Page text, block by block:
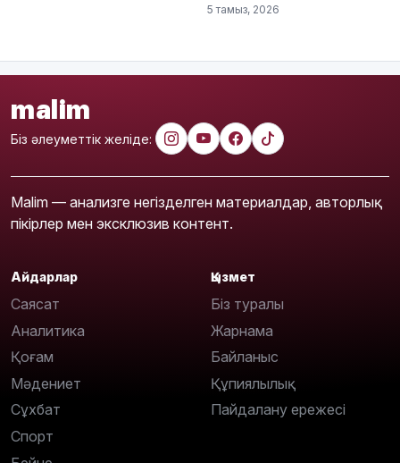
5 тамыз, 2026
malim
Біз әлеуметтік желіде:
Malim — анализге негізделген материалдар, авторлық
пікірлер мен эксклюзив контент.
Айдарлар
Саясат
Аналитика
Қоғам
Мәдениет
Сұхбат
Спорт
Қызмет
Біз туралы
Жарнама
Байланыс
Құпиялылық
Пайдалану ережесі